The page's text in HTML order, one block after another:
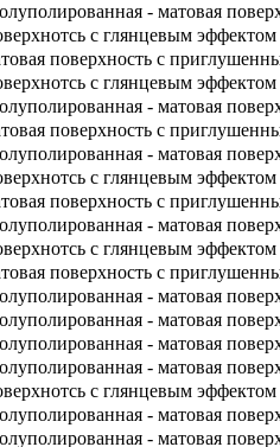
- матовая
с глянцевым эффектом
поверхность с
с глянцевым эффектом
- матовая
поверхность с
- матовая
с глянцевым эффектом
поверхность с
- матовая
с глянцевым эффектом
поверхность с
- матовая
- матовая
- матовая
- матовая
с глянцевым эффектом
- матовая
- матовая